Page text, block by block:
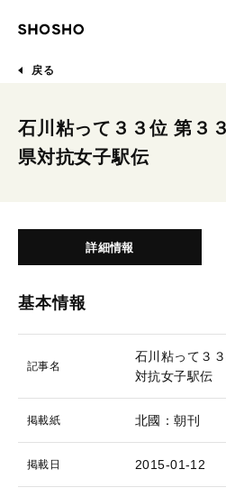
戻る
石川粘って３３位 第３
県対抗女子駅伝
詳細情報
基本情報
記事名
石川粘って３
対抗女子駅伝
掲載紙 北國：朝刊
掲載日 2015-01-12